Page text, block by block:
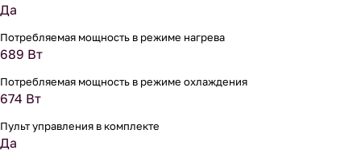
Да
Потребляемая мощность в режиме нагрева
689 Вт
Потребляемая мощность в режиме охлаждения
674 Вт
Пульт управления в комплекте
Да